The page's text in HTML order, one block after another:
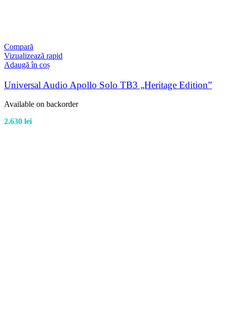
Compară
Vizualizează rapid
Adaugă în coș
Universal Audio Apollo Solo TB3 „Heritage Edition”
Available on backorder
2.630 lei